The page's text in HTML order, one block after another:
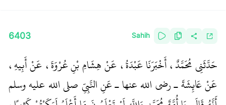
6403 Sahih
حَدَّثَنِي مُحَمَّدٌ، أَخْبَرَنَا عَبْدَةُ، عَنْ هِشَامِ بْنِ عُرْوَةَ، عَنْ أَبِيهِ،
عَنْ عَائِشَةَ ـ رضى الله عنها ـ عَنِ النَّبِيِّ صلى الله عليه وسلم